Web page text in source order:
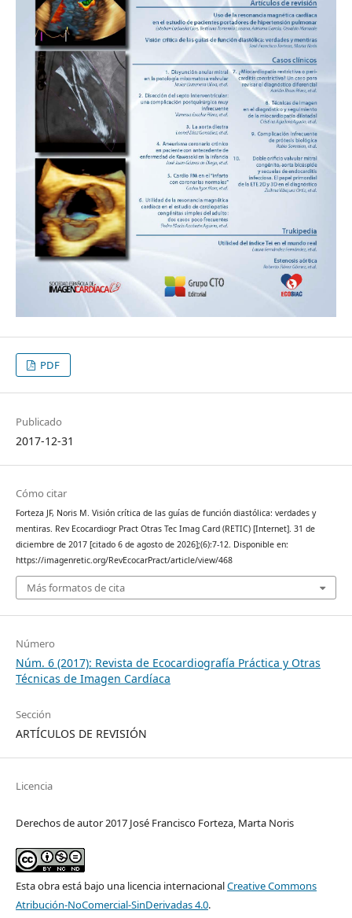
PDF
Publicado
2017-12-31
Cómo citar
Forteza JF, Noris M. Visión crítica de las guías de función diastólica: verdades y
mentiras. Rev Ecocardiogr Pract Otras Tec Imag Card (RETIC) [Internet]. 31 de
diciembre de 2017 [citado 6 de agosto de 2026];(6):7-12. Disponible en:
https://imagenretic.org/RevEcocarPract/article/view/468
Más formatos de cita
Número
Núm. 6 (2017): Revista de Ecocardiografía Práctica y Otras
Técnicas de Imagen Cardíaca
Sección
ARTÍCULOS DE REVISIÓN
Licencia
Derechos de autor 2017 José Francisco Forteza, Marta Noris
Esta obra está bajo una licencia internacionalCreative Commons
Atribución-NoComercial-SinDerivadas 4.0.